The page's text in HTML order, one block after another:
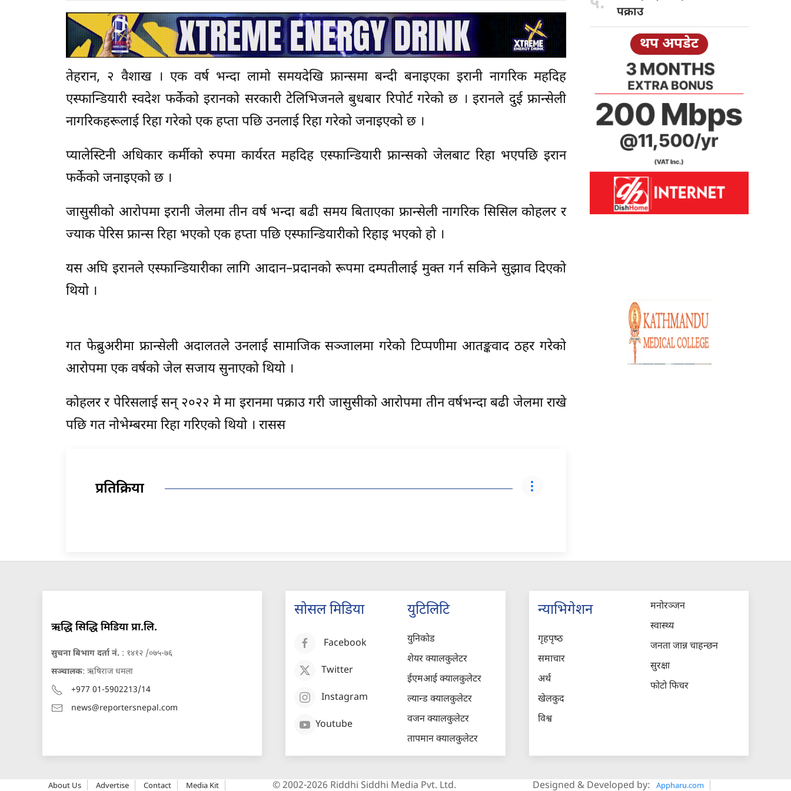
तेहरान, २ वैशाख । एक वर्ष भन्दा लामो समयदेखि फ्रान्समा बन्दी बनाइएका इरानी नागरिक महदिह
एस्फान्डियारी स्वदेश फर्केको इरानको सरकारी टेलिभिजनले बुधबार रिपोर्ट गरेको छ । इरानले दुई फ्रान्सेली
नागरिकहरूलाई रिहा गरेको एक हप्ता पछि उनलाई रिहा गरेको जनाइएको छ ।
प्यालेस्टिनी अधिकार कर्मीको रुपमा कार्यरत महदिह एस्फान्डियारी फ्रान्सको जेलबाट रिहा भएपछि इरान
फर्केको जनाइएको छ ।
जासुसीको आरोपमा इरानी जेलमा तीन वर्ष भन्दा बढी समय बिताएका फ्रान्सेली नागरिक सिसिल कोहलर र
ज्याक पेरिस फ्रान्स रिहा भएको एक हप्ता पछि एस्फान्डियारीको रिहाइ भएको हो ।
यस अघि इरानले एस्फान्डियारीका लागि आदान–प्रदानको रूपमा दम्पतीलाई मुक्त गर्न सकिने सुझाव दिएको
थियो ।
गत फेब्रुअरीमा फ्रान्सेली अदालतले उनलाई सामाजिक सञ्जालमा गरेको टिप्पणीमा आतङ्कवाद ठहर गरेको
आरोपमा एक वर्षको जेल सजाय सुनाएको थियो ।
कोहलर र पेरिसलाई सन् २०२२ मे मा इरानमा पक्राउ गरी जासुसीको आरोपमा तीन वर्षभन्दा बढी जेलमा राखे
पछि गत नोभेम्बरमा रिहा गरिएको थियो । रासस
प्रतिक्रिया
पक्राउ
थप अपडेट
ऋद्धि सिद्धि मिडिया प्रा.लि.
सुचना बिभाग दर्ता नं. : १४१२ /०७५-७६
सञ्चालक: ऋषिराज धमला
+977 01-5902213/14
news@reportersnepal.com
सोसल मिडिया
Facebook
Twitter
Instagram
Youtube
युटिलिटि
युनिकोड
शेयर क्यालकुलेटर
ईएमआई क्यालकुलेटर
ल्यान्ड क्यालकुलेटर
वजन क्यालकुलेटर
तापमान क्यालकुलेटर
न्याभिगेशन
गृहपृष्‍ठ
समाचार
अर्थ
खेलकुद
विश्व
मनोरञ्जन
स्वास्थ्य
जनता जान्न चाहन्छन
सुरक्षा
फोटो फिचर
About Us Advertise Contact Media Kit © 2002-2026 Riddhi Siddhi Media Pvt. Ltd. Designed & Developed by: Appharu.com